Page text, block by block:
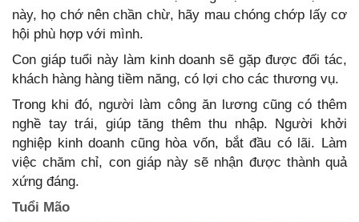
này, họ chớ nên chần chừ, hãy mau chóng chớp lấy cơ
hội phù hợp với mình.
Con giáp tuổi này làm kinh doanh sẽ gặp được đối tác,
khách hàng hàng tiềm năng, có lợi cho các thương vụ.
Trong khi đó, người làm công ăn lương cũng có thêm
nghề tay trái, giúp tăng thêm thu nhập. Người khởi
nghiệp kinh doanh cũng hòa vốn, bắt đầu có lãi. Làm
việc chăm chỉ, con giáp này sẽ nhận được thành quả
xứng đáng.
Tuổi Mão